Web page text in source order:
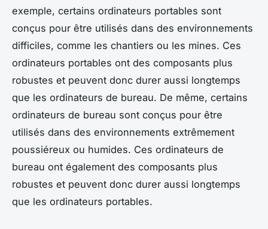
exemple, certains ordinateurs portables sont
conçus pour être utilisés dans des environnements
difficiles, comme les chantiers ou les mines. Ces
ordinateurs portables ont des composants plus
robustes et peuvent donc durer aussi longtemps
que les ordinateurs de bureau. De même, certains
ordinateurs de bureau sont conçus pour être
utilisés dans des environnements extrêmement
poussiéreux ou humides. Ces ordinateurs de
bureau ont également des composants plus
robustes et peuvent donc durer aussi longtemps
que les ordinateurs portables.